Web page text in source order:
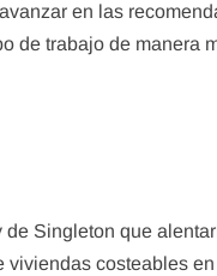
en las
de trabajo de manera
de Singleton que
viviendas costeables